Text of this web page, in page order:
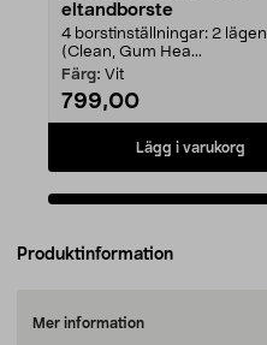
eltandborste
4 borstinställningar: 2 lägen
(Clean, Gum Hea...
Färg: Vit
799,00
Lägg i varukorg
Produktinformation
Mer information